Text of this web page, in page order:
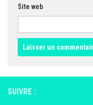
Site web
SUIVRE :